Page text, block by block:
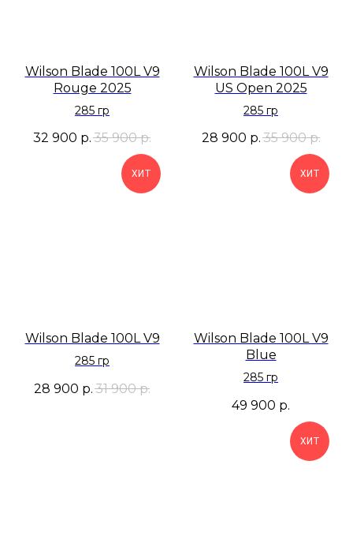
Wilson Blade 100L V9
Rouge 2025
285 гр
32 900 р. 35 900 р.
Wilson Blade 100L V9
US Open 2025
285 гр
28 900 р.35 900 р.
ХИТ
Wilson Blade 100L V9
285 гр
28 900 р. 31 900 р.
ХИТ
Wilson Blade 100L V9
Blue
285 гр
49 900 р.
ХИТ